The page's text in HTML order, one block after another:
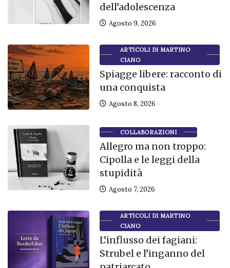
dell’adolescenza
Agosto 9, 2026
ARTICOLI DI MARTINO
CIANO
Spiagge libere: racconto di
una conquista
Agosto 8, 2026
COLLABORAZIONI
Allegro ma non troppo:
Cipolla e le leggi della
stupidità
Agosto 7, 2026
ARTICOLI DI MARTINO
CIANO
L’influsso dei fagiani:
Strubel e l’inganno del